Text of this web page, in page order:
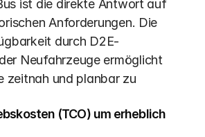
ist die direkte Antwort auf
Anforderungen. Die
durch D2E-
Neufahrzeuge ermöglicht
zeitnah und planbar zu
(TCO) um erheblich